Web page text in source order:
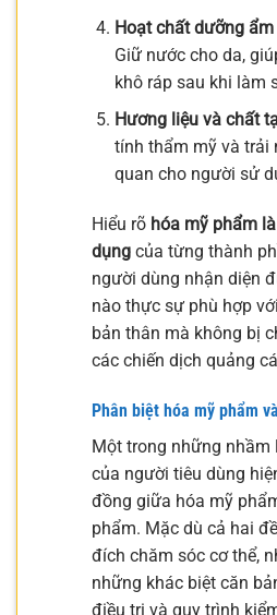
Hoạt chất dưỡng
Giữ nước cho da,
khô ráp sau khi làm
Hương liệu và chất
tính thẩm mỹ và trải
quan cho người sử
Hiểu rõ hóa mỹ phẩm
dụng của từng thành
người dùng nhận diện
nào thực sự phù hợp
bản thân mà không bị
các chiến dịch quảng
Phân biệt hóa mỹ phẩm
Một trong những nhầm
của người tiêu dùng
đồng giữa hóa mỹ
phẩm. Mặc dù cả hai
đích chăm sóc cơ thể,
những khác biệt căn
điều trị và quy trình